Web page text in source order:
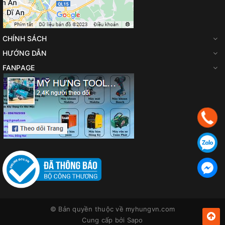
CHÍNH SÁCH
HƯỚNG DẪN
FANPAGE
© Bản quyền thuộc về myhungvn.com
Cung cấp bởi Sapo